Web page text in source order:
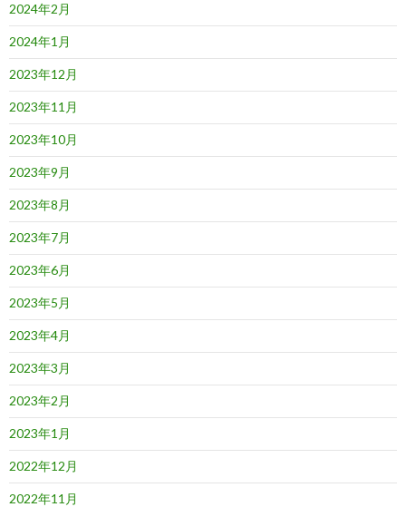
2024年2月
2024年1月
2023年12月
2023年11月
2023年10月
2023年9月
2023年8月
2023年7月
2023年6月
2023年5月
2023年4月
2023年3月
2023年2月
2023年1月
2022年12月
2022年11月